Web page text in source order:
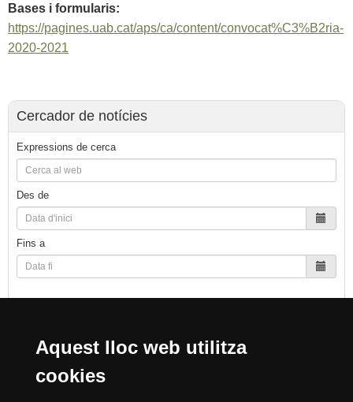
Aquest lloc web utilitza
cookies
Bases i formularis:
https://pagines.uab.cat/aps/ca/content/convocat%C3%B2ria-
2020-2021
Cercador de notícies
Expressions de cerca
Des de
Fins a